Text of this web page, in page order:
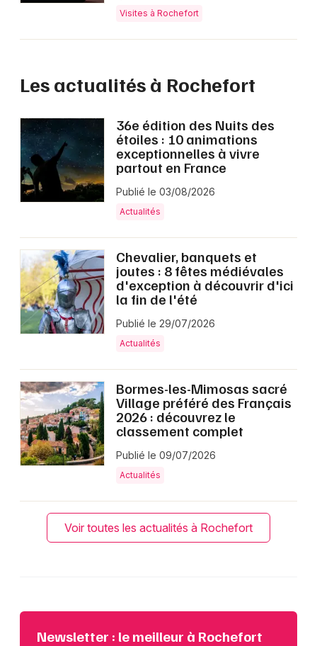
Visites à Rochefort
Les actualités à Rochefort
36e édition des Nuits des
étoiles : 10 animations
exceptionnelles à vivre
partout en France
Publié le 03/08/2026
Actualités
Chevalier, banquets et
joutes : 8 fêtes médiévales
d'exception à découvrir d'ici
la fin de l'été
Publié le 29/07/2026
Actualités
Bormes-les-Mimosas sacré
Village préféré des Français
2026 : découvrez le
classement complet
Publié le 09/07/2026
Actualités
Voir toutes les actualités à Rochefort
Newsletter : le meilleur à Rochefort